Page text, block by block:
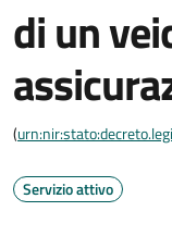
di un
(
Servizio attivo